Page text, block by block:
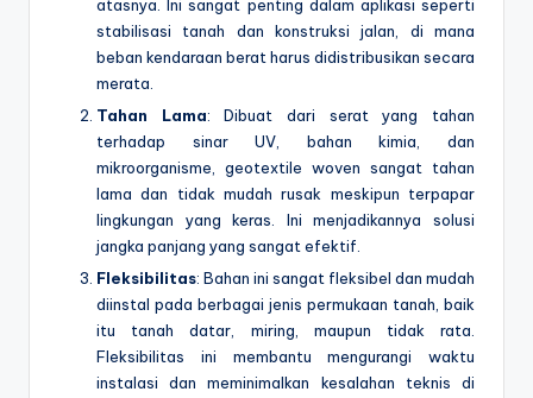
atasnya. Ini sangat penting dalam aplikasi seperti
stabilisasi tanah dan konstruksi jalan, di mana
beban kendaraan berat harus didistribusikan secara
merata.
Tahan Lama: Dibuat dari serat yang tahan
terhadap sinar UV, bahan kimia, dan
mikroorganisme, geotextile woven sangat tahan
lama dan tidak mudah rusak meskipun terpapar
lingkungan yang keras. Ini menjadikannya solusi
jangka panjang yang sangat efektif.
Fleksibilitas: Bahan ini sangat fleksibel dan mudah
diinstal pada berbagai jenis permukaan tanah, baik
itu tanah datar, miring, maupun tidak rata.
Fleksibilitas ini membantu mengurangi waktu
instalasi dan meminimalkan kesalahan teknis di